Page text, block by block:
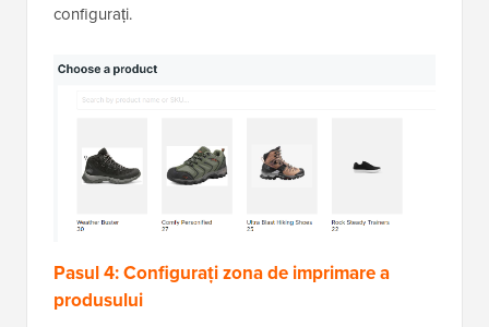
configurați.
Pasul 4: Configurați zona de imprimare a
produsului